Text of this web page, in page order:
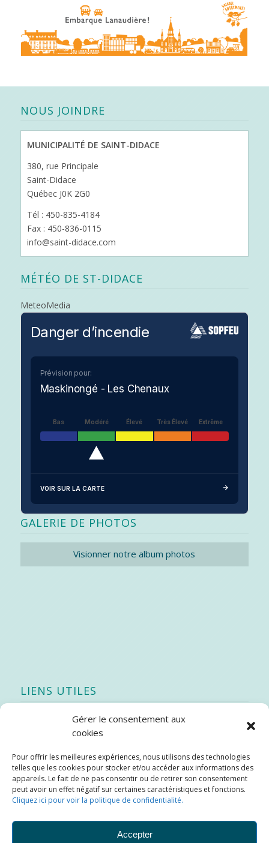
Gérer le consentement aux
cookies
Pour offrir les meilleures expériences, nous utilisons des technologies
telles que les cookies pour stocker et/ou accéder aux informations des
appareils. Le fait de ne pas consentir ou de retirer son consentement
peut avoir un effet négatif sur certaines caractéristiques et fonctions.
Cliquez ici pour voir la politique de confidentialité.
Accepter
NOUS JOINDRE
MUNICIPALITÉ DE SAINT-DIDACE
380, rue Principale
Saint-Didace
Québec J0K 2G0
Tél : 450-835-4184
Fax : 450-836-0115
info@saint-didace.com
MÉTÉO DE ST-DIDACE
MeteoMedia
Danger d’incendie
Prévision pour:
Maskinongé - Les Chenaux
Bas Modéré Élevé Très Élevé Extrême
VOIR SUR LA CARTE
GALERIE DE PHOTOS
Visionner notre album photos
LIENS UTILES
Quoi de neuf
Stratégie québécoise d’économie d’eau potable
Bibliothèque
Météo locale